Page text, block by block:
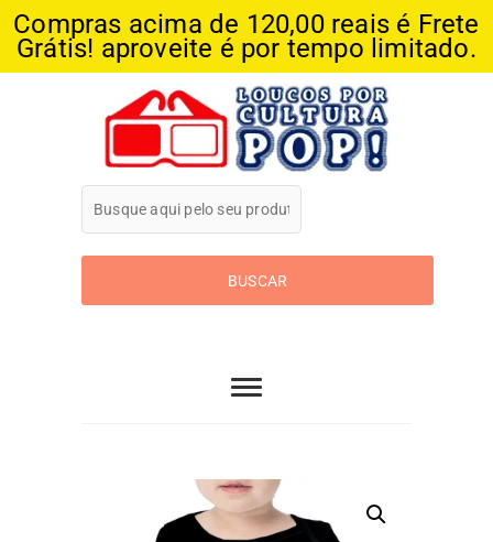
Compras acima de 120,00 reais é Frete
Grátis! aproveite é por tempo limitado.
Loucos Por
Cultura Pop